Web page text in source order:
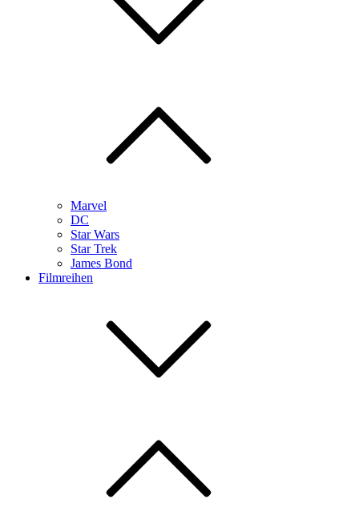
Marvel
DC
Star Wars
Star Trek
James Bond
Filmreihen